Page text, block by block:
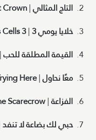
التاج المثالي|
Crown
خلايا يومي 3 |
Cells 3
القيمة المطلقة للحب|
معًا نحاول|
Here
الفزاعة|
Scarecrow
حبي لك بضاعة لا تنفد